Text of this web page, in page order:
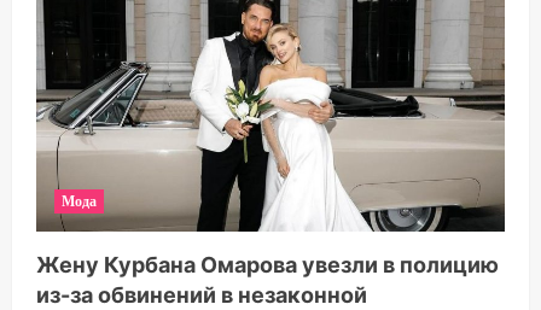
Мода
Жену Курбана Омарова увезли в полицию
из-за обвинений в незаконной